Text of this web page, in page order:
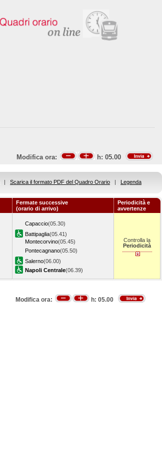
Modifica ora: h: 05.00
| Scarica il formato PDF del Quadro Orario | Legenda
Fermate successive
(orario di arrivo)
Periodicità e
avvertenze
Capaccio(05.30)
Battipaglia(05.41)
Montecorvino(05.45)
Pontecagnano(05.50)
Salerno(06.00)
Napoli Centrale(06.39)
Controlla la
Periodicità
Modifica ora: h: 05.00